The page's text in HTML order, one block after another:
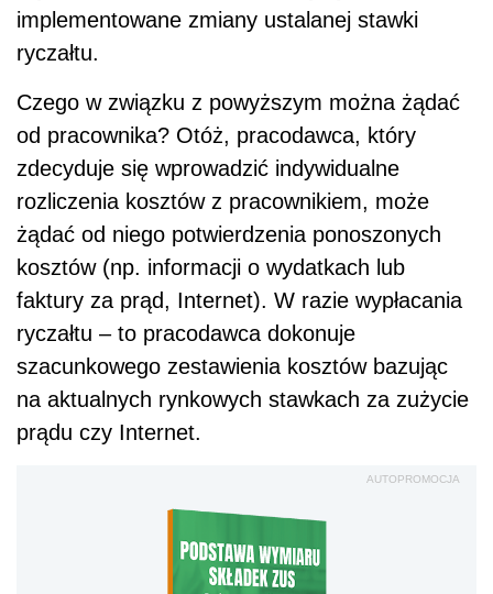
implementowane zmiany ustalanej stawki
ryczałtu.
Czego w związku z powyższym można żądać
od pracownika? Otóż, pracodawca, który
zdecyduje się wprowadzić indywidualne
rozliczenia kosztów z pracownikiem, może
żądać od niego potwierdzenia ponoszonych
kosztów (np. informacji o wydatkach lub
faktury za prąd, Internet). W razie wypłacania
ryczałtu – to pracodawca dokonuje
szacunkowego zestawienia kosztów bazując
na aktualnych rynkowych stawkach za zużycie
prądu czy Internet.
AUTOPROMOCJA